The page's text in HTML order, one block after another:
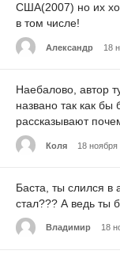
США(2007) но их
в том числе!
Александр 18
Наебалово, автор
названо так как
рассказывают
Коля 18
Баста, ты слился в
стал??? А ведь ты
Владимир 18